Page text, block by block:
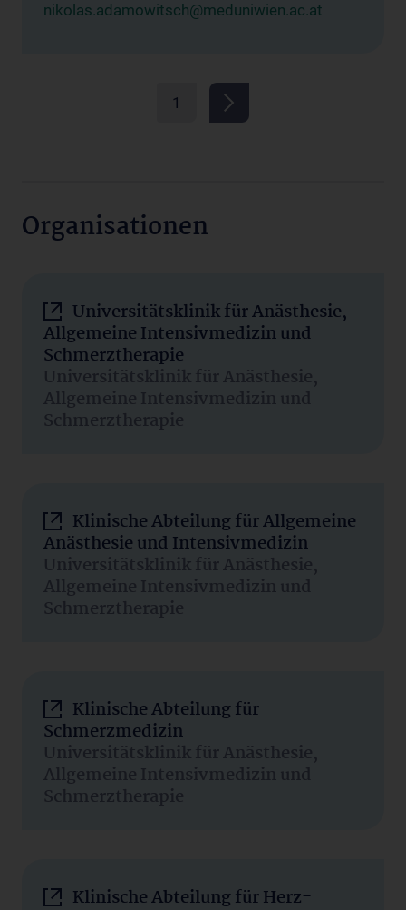
nikolas.adamowitsch@meduniwien.ac.at
1
Organisationen
Universitätsklinik für Anästhesie,
Allgemeine Intensivmedizin und
Schmerztherapie
Universitätsklinik für Anästhesie,
Allgemeine Intensivmedizin und
Schmerztherapie
Klinische Abteilung für Allgemeine
Anästhesie und Intensivmedizin
Universitätsklinik für Anästhesie,
Allgemeine Intensivmedizin und
Schmerztherapie
Klinische Abteilung für
Schmerzmedizin
Universitätsklinik für Anästhesie,
Allgemeine Intensivmedizin und
Schmerztherapie
Klinische Abteilung für Herz-